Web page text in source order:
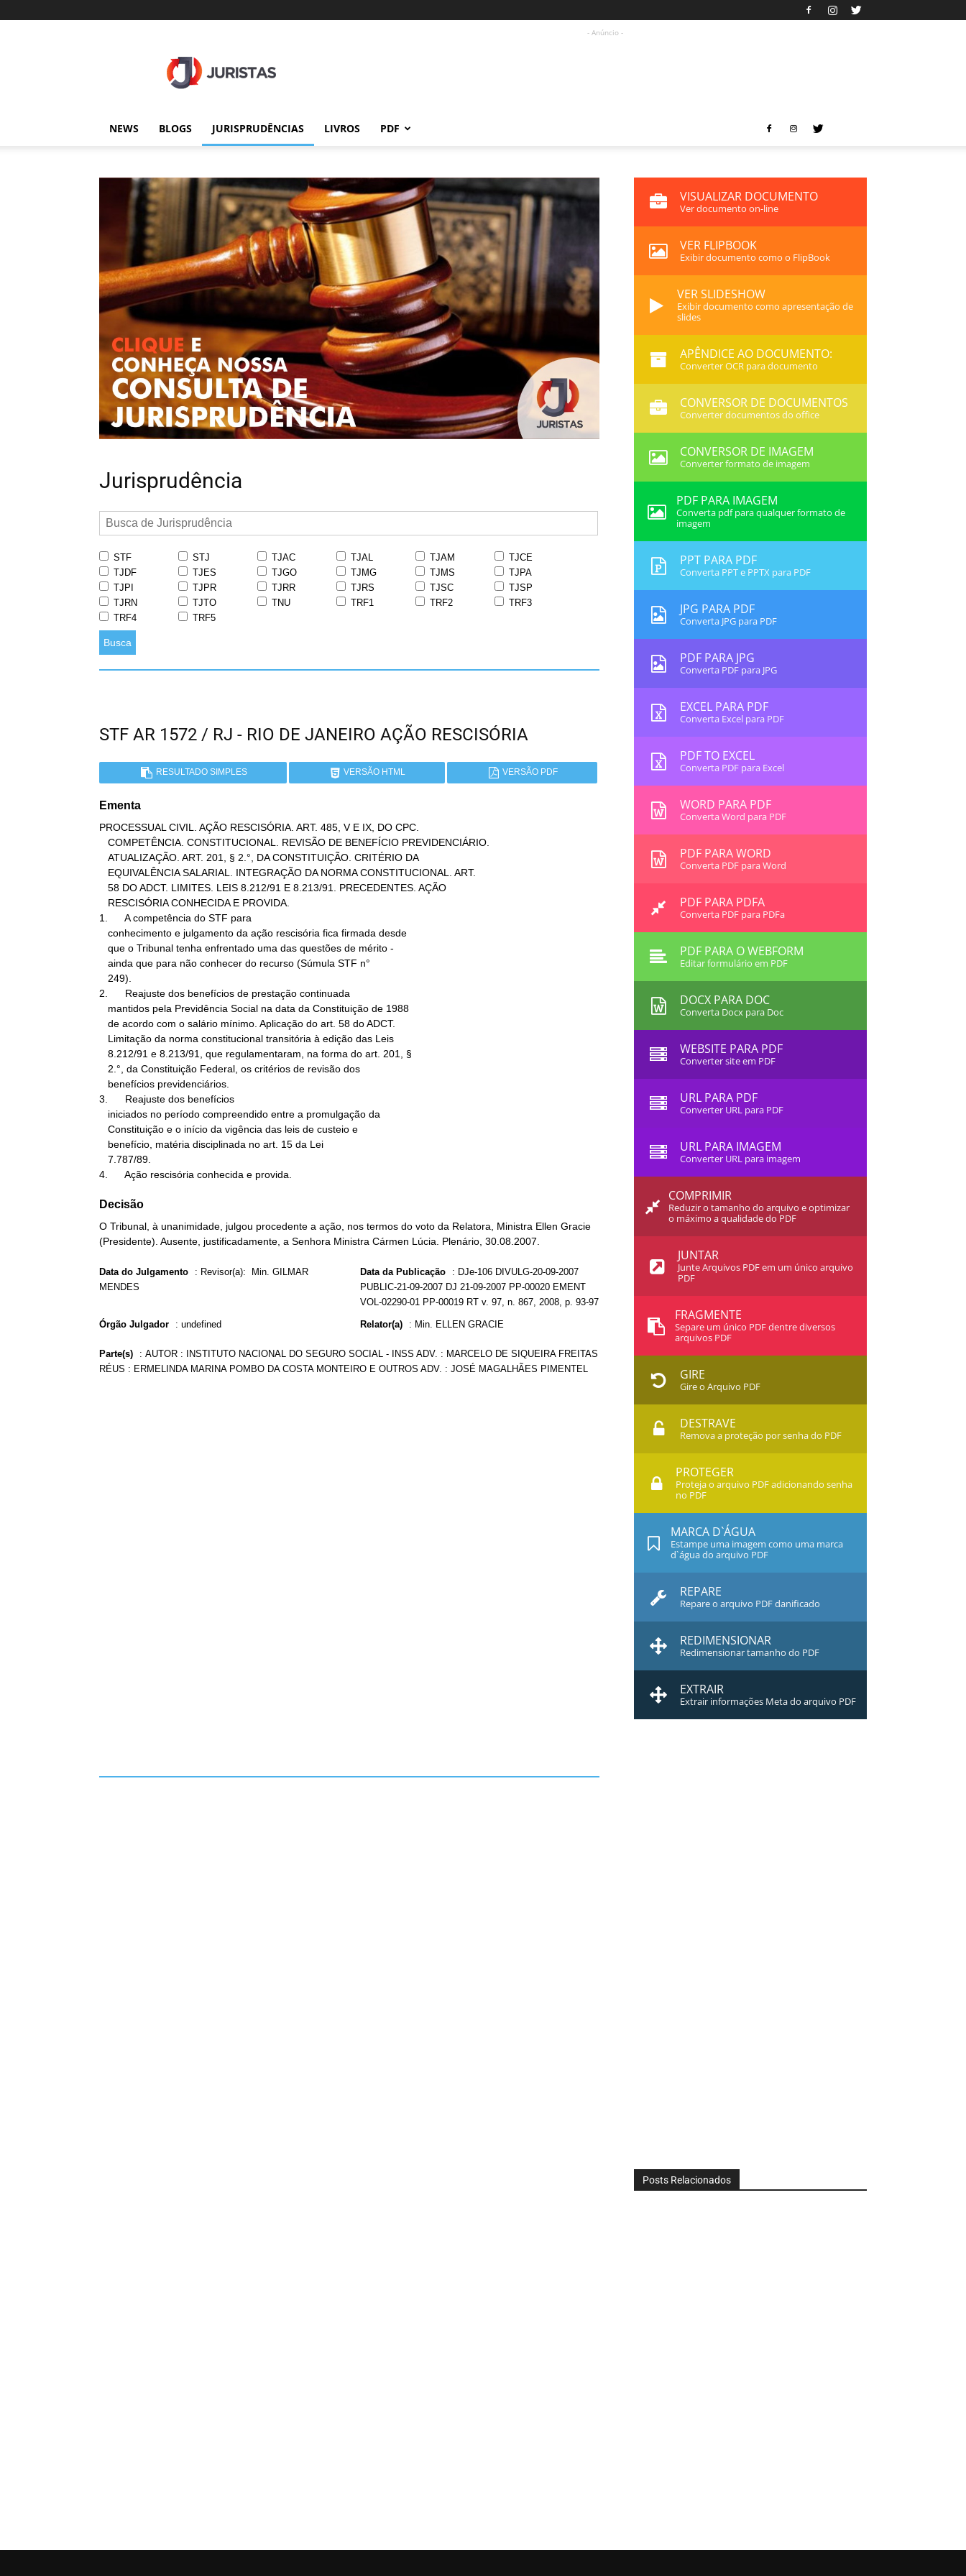
- Anúncio -
NEWS BLOGS JURISPRUDÊNCIAS LIVROS PDF
Jurisprudência
STF STJ TJAC TJAL TJAM
TJCE
TJDF
TJES TJGO TJMG TJMS
TJPA
TJPI
TJPR TJRR TJRS TJSC
TJSP
TJRN
TJTO TNU TRF1 TRF2
TRF3
TRF4
TRF5
Busca
STF AR 1572 / RJ - RIO DE JANEIRO AÇÃO RESCISÓRIA
RESULTADO SIMPLES VERSÃO HTML VERSÃO PDF
Ementa
PROCESSUAL CIVIL. AÇÃO RESCISÓRIA. ART. 485, V E IX, DO CPC.
1.      A competência do STF para
2.      Reajuste dos benefícios de prestação continuada
3.      Reajuste dos benefícios
4.      Ação rescisória conhecida e provida.
Decisão
O Tribunal, à unanimidade, julgou procedente a ação, nos termos do voto da Relatora, Ministra Ellen Gracie
(Presidente). Ausente, justificadamente, a Senhora Ministra Cármen Lúcia. Plenário, 30.08.2007.
Data do Julgamento : Revisor(a): Min. GILMAR
MENDES
Data da Publicação : DJe-106 DIVULG-20-09-2007
PUBLIC-21-09-2007 DJ 21-09-2007 PP-00020 EMENT
VOL-02290-01 PP-00019 RT v. 97, n. 867, 2008, p. 93-97
Órgão Julgador : undefined Relator(a) : Min. ELLEN GRACIE
Parte(s) : AUTOR : INSTITUTO NACIONAL DO SEGURO SOCIAL - INSS ADV. : MARCELO DE SIQUEIRA FREITAS
RÉUS : ERMELINDA MARINA POMBO DA COSTA MONTEIRO E OUTROS ADV. : JOSÉ MAGALHÃES PIMENTEL
VISUALIZAR DOCUMENTO
Ver documento on-line
VER FLIPBOOK
Exibir documento como o FlipBook
VER SLIDESHOW
Exibir documento como apresentação de
slides
APÊNDICE AO DOCUMENTO:
Converter OCR para documento
CONVERSOR DE DOCUMENTOS
Converter documentos do office
CONVERSOR DE IMAGEM
Converter formato de imagem
PDF PARA IMAGEM
Converta pdf para qualquer formato de
imagem
PPT PARA PDF
Converta PPT e PPTX para PDF
JPG PARA PDF
Converta JPG para PDF
PDF PARA JPG
Converta PDF para JPG
EXCEL PARA PDF
Converta Excel para PDF
PDF TO EXCEL
Converta PDF para Excel
WORD PARA PDF
Converta Word para PDF
PDF PARA WORD
Converta PDF para Word
PDF PARA PDFA
Converta PDF para PDFa
PDF PARA O WEBFORM
Editar formulário em PDF
DOCX PARA DOC
Converta Docx para Doc
WEBSITE PARA PDF
Converter site em PDF
URL PARA PDF
Converter URL para PDF
URL PARA IMAGEM
Converter URL para imagem
COMPRIMIR
Reduzir o tamanho do arquivo e optimizar
o máximo a qualidade do PDF
JUNTAR
Junte Arquivos PDF em um único arquivo
PDF
FRAGMENTE
Separe um único PDF dentre diversos
arquivos PDF
GIRE
Gire o Arquivo PDF
DESTRAVE
Remova a proteção por senha do PDF
PROTEGER
Proteja o arquivo PDF adicionando senha
no PDF
MARCA D`ÁGUA
Estampe uma imagem como uma marca
d`água do arquivo PDF
REPARE
Repare o arquivo PDF danificado
REDIMENSIONAR
Redimensionar tamanho do PDF
EXTRAIR
Extrair informações Meta do arquivo PDF
Posts Relacionados